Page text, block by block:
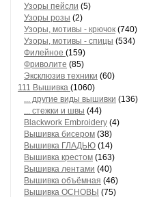
Узоры пейсли (5)
Узоры розы (2)
Узоры, мотивы - крючок (740)
Узоры, мотивы - спицы (534)
Филейное (159)
Фриволите (85)
Эксклюзив техники (60)
111 Вышивка (1060)
... другие виды вышивки (136)
... стежки и швы (44)
Blackwork Embroidery (4)
Вышивка бисером (38)
Вышивка ГЛАДЬЮ (14)
Вышивка крестом (163)
Вышивка лентами (40)
Вышивка объёмная (46)
Вышивка ОСНОВЫ (75)